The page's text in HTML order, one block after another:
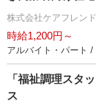
株式会社ケアフレン
時給1,200円～
アルバイト・パート /
「福祉調理スタ
ス